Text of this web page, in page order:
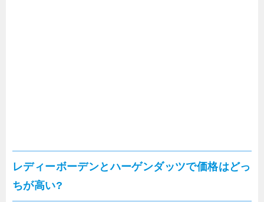
レディーボーデンとハーゲンダッツで価格はどっ
ちが高い?